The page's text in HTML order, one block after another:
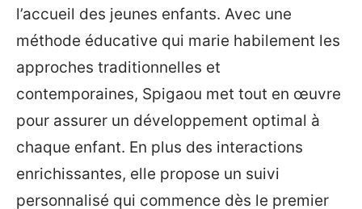
l’accueil des jeunes enfants. Avec une
méthode éducative qui marie habilement les
approches traditionnelles et
contemporaines, Spigaou met tout en œuvre
pour assurer un développement optimal à
chaque enfant. En plus des interactions
enrichissantes, elle propose un suivi
personnalisé qui commence dès le premier